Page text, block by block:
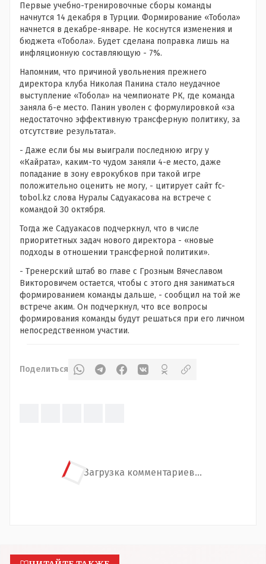
Первые учебно-тренировочные сборы команды
начнутся 14 декабря в Турции. Формирование «Тобола»
начнется в декабре-январе. Не коснутся изменения и
бюджета «Тобола». Будет сделана поправка лишь на
инфляционную составляющую - 7%.
Напомним, что причиной увольнения прежнего
директора клуба Николая Панина стало неудачное
выступление «Тобола» на чемпионате РК, где команда
заняла 6-е место. Панин уволен с формулировкой «за
недостаточно эффективную трансферную политику, за
отсутствие результата».
- Даже если бы мы выиграли последнюю игру у
«Кайрата», каким-то чудом заняли 4-е место, даже
попадание в зону еврокубков при такой игре
положительно оценить не могу, - цитирует сайт fc-
tobol.kz слова Нуралы Садуакасова на встрече с
командой 30 октября.
Тогда же Садуакасов подчеркнул, что в числе
приоритетных задач нового директора - «новые
подходы в отношении трансферной политики».
- Тренерский штаб во главе с Грозным Вячеславом
Викторовичем остается, чтобы с этого дня заниматься
формированием команды дальше, - сообщил на той же
встрече аким. Он подчеркнул, что все вопросы
формирования команды будут решаться при его личном
непосредственном участии.
Поделиться
Загрузка комментариев...